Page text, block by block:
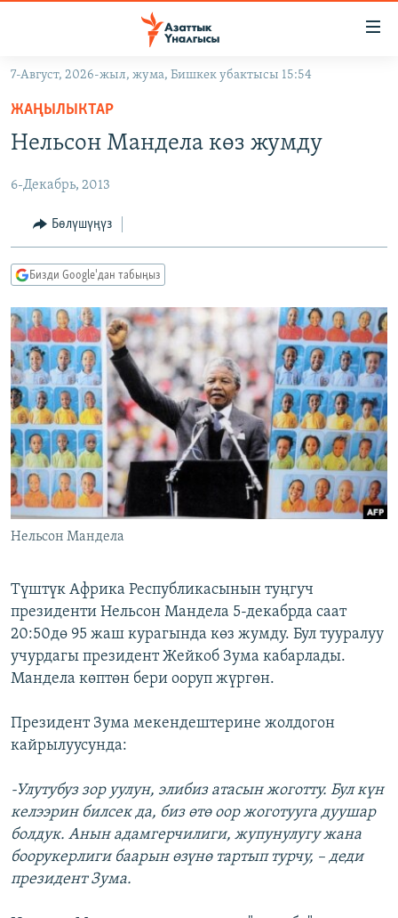
Навигацияга
өтүңүз
Издөөгө
салыңыз
САЯСАТ
ЭКОНОМИКА
ДҮЙНӨ
БОРБОР АЗИЯ
УКРАИНА
АТАЙЫН ИЛИКТӨӨ
БҮГҮН АЗАТТЫКТА
ЭКСПЕРТТЕР ТАЛДАЙТ
БИЗ ЖАНА ДҮЙНӨ
ДАНИСТЕ
ЭЖЕ-СИҢДИЛЕР
АЗАТТЫК+
ЫҢГАЙСЫЗ СУРООЛОР
ПОДКАСТ
ӨЗГӨЧӨ ПИКИР
Русский
ОНЛАЙН ШЕРИНЕ
ЭЕ/АРнун бардык сайттары
7-Август, 2026-жыл, жума, Бишкек убактысы 15:54
ЖАҢЫЛЫКТАР
Нельсон Мандела көз жумду
6-Декабрь, 2013
Бөлүшүңүз
Бизди Google'дан табыңыз
Нельсон Мандела
Түштүк Африка Республикасынын туңгуч
президенти Нельсон Мандела 5-декабрда саат
20:50дө 95 жаш курагында көз жумду. Бул тууралуу
учурдагы президент Жейкоб Зума кабарлады.
Мандела көптөн бери ооруп жүргөн.
Президент Зума мекендештерине жолдогон
кайрылуусунда:
-Улутубуз зор уулун, элибиз атасын жоготту. Бул күн
келээрин билсек да, биз өтө оор жоготууга дуушар
болдук. Анын адамгерчилиги, жупунулугу жана
боорукерлиги баарын өзүнө тартып турчу, – деди
президент Зума.